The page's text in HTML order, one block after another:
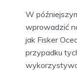
W
wprowadzić
jak Fisker
przypadku